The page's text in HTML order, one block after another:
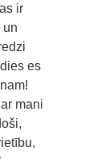
ir
un
es
mani